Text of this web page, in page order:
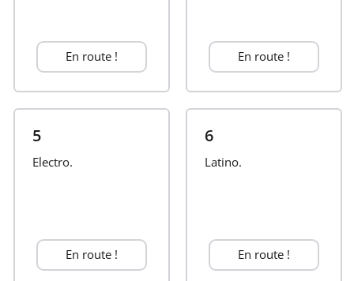
हिन्दी
Italiano
日本語
Português
En route ! En route !
5
Electro.
En route !
6
Latino.
En route !